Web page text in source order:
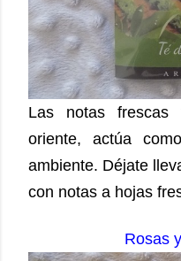
Las notas
oriente, actúa
ambiente. Déjate
con notas a hojas
Rosas